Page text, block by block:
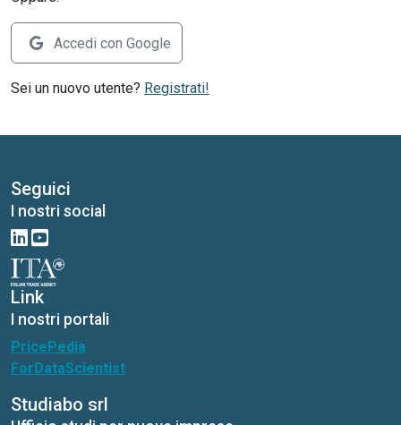
Accedi con Google
Sei un nuovo utente? Registrati!
Seguici
I nostri social
Link
I nostri portali
PricePedia
ForDataScientist
Studiabo srl